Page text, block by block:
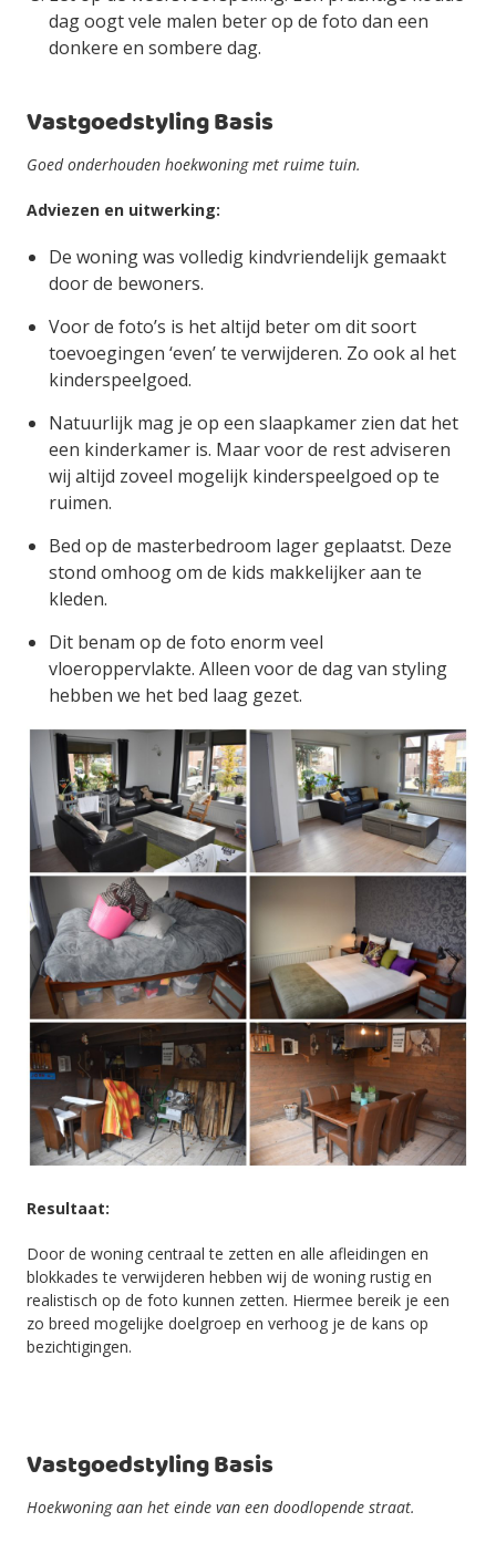
dag oogt vele malen beter op de foto dan een
donkere en sombere dag.
Vastgoedstyling Basis
Goed onderhouden hoekwoning met ruime tuin.
Adviezen en uitwerking:
De woning was volledig kindvriendelijk gemaakt
door de bewoners.
Voor de foto’s is het altijd beter om dit soort
toevoegingen ‘even’ te verwijderen. Zo ook al het
kinderspeelgoed.
Natuurlijk mag je op een slaapkamer zien dat het
een kinderkamer is. Maar voor de rest adviseren
wij altijd zoveel mogelijk kinderspeelgoed op te
ruimen.
Bed op de masterbedroom lager geplaatst. Deze
stond omhoog om de kids makkelijker aan te
kleden.
Dit benam op de foto enorm veel
vloeroppervlakte. Alleen voor de dag van styling
hebben we het bed laag gezet.
Resultaat:
Door de woning centraal te zetten en alle afleidingen en
blokkades te verwijderen hebben wij de woning rustig en
realistisch op de foto kunnen zetten. Hiermee bereik je een
zo breed mogelijke doelgroep en verhoog je de kans op
bezichtigingen.
Vastgoedstyling Basis
Hoekwoning aan het einde van een doodlopende straat.